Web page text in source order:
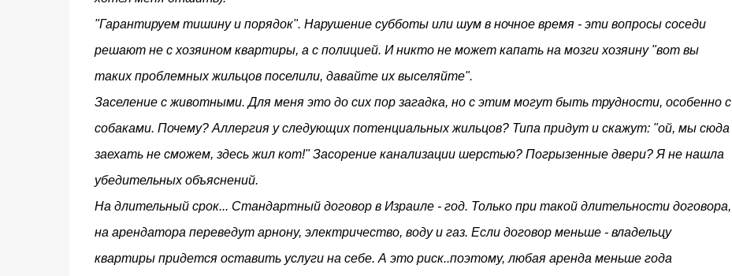
"Гарантируем тишину и порядок". Нарушение субботы или шум в ночное время - эти вопросы соседи
решают не с хозяином квартиры, а с полицией. И никто не может капать на мозги хозяину "вот вы
таких проблемных жильцов поселили, давайте их выселяйте".
Заселение с животными. Для меня это до сих пор загадка, но с этим могут быть трудности, особенно с
собаками. Почему? Аллергия у следующих потенциальных жильцов? Типа придут и скажут: "ой, мы сюда
заехать не сможем, здесь жил кот!" Засорение канализации шерстью? Погрызенные двери? Я не нашла
убедительных объяснений.
На длительный срок... Стандартный договор в Израиле - год. Только при такой длительности договора,
на арендатора переведут арнону, электричество, воду и газ. Если договор меньше - владельцу
квартиры придется оставить услуги на себе. А это риск..поэтому, любая аренда меньше года